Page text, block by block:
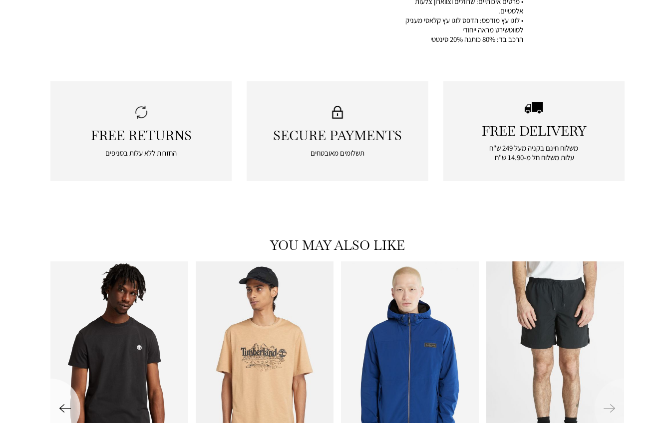
אלסטיים.
• לוגו עץ מודפס: הדפס לוגו עץ קלאסי מעניק
לסווטשירט מראה ייחודי
הרכב בד: 80% כותנה 20% סינטטי
|
free
delivery
FREE DELIVERY
משלוח חינם בקניה מעל 249 ש"ח
עלות משלוח חל מ-14.90 ש"ח
|
payments
SECURE PAYMENTS
תשלומים מאובטחים
|
returns
FREE RETURNS
החזרות ללא עלות בסניפים
YOU MAY ALSO LIKE
ימינה
שמאלה